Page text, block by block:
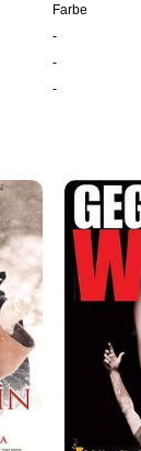
Farbe
-
-
-